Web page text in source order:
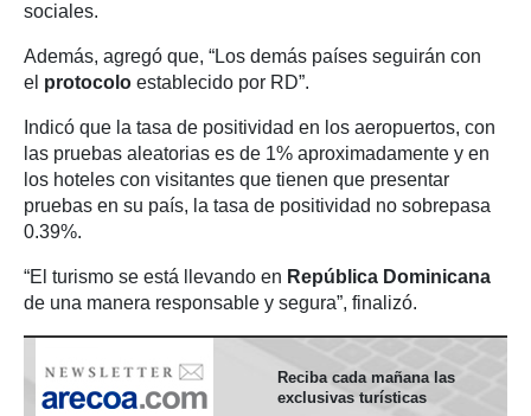
sociales.
Además, agregó que, “Los demás países seguirán con
el protocolo establecido por RD”.
Indicó que la tasa de positividad en los aeropuertos, con
las pruebas aleatorias es de 1% aproximadamente y en
los hoteles con visitantes que tienen que presentar
pruebas en su país, la tasa de positividad no sobrepasa
0.39%.
“El turismo se está llevando en República Dominicana
de una manera responsable y segura”, finalizó.
Reciba cada mañana las
exclusivas turísticas